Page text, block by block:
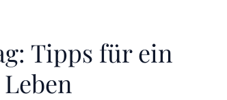
Tipps für ein